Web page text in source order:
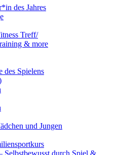
des Jahres
Treff/
& more
des Spielens
und Jungen
Selbstbewusst durch Spiel &